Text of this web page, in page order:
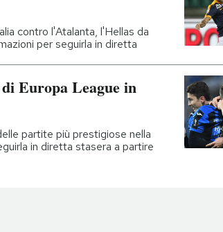
contro l'Atalanta, l'Hellas da
per seguirla in diretta
Europa League in
partite più prestigiose nella
in diretta stasera a partire